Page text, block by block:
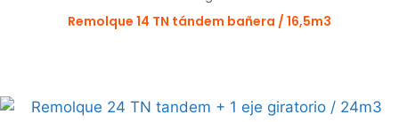
Remolque 14 TN tándem bañera / 16,5m3